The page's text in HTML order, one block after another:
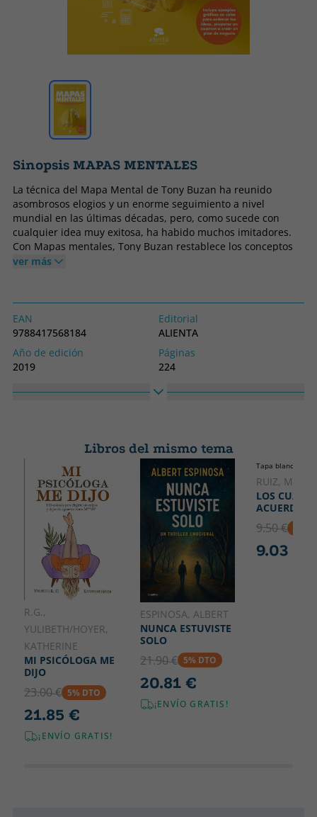
Sinopsis MAPAS MENTALES
La técnica del Mapa Mental de Tony Buzan ha reunido
asombrosos elogios y un enorme seguimiento a nivel
mundial en las últimas décadas, pero, como sucede con
cualquier idea muy exitosa, ha habido muchos imitadores.
Con Mapas mentales, Tony Buzan restablece los conceptos
esenciales que son el núcleo del Mapa Mental con una
Si estás buscando mejorar tu memoria, planificar tu
estrategia comercial, organizarte mejor, estudiar para un
examen o planificar tu futuro, este es tu libro. Con una
claridad y profundidad que supera con creces a cualquier
otro libro sobre el tema, incluye la historia del desarrollo del
Mapa Mental, una explicación de lo que hace (y lo que no) y
los que ?han salido mal?. Dirigido tanto para los novatos en
el concepto como para los usuarios más avanzados que
deseen revisar y ampliar su experiencia.
ver más
EAN
9788417568184
Editorial
ALIENTA
Año de edición
2019
Páginas
224
Idioma
Libros del mismo tema
R.G.,
YULIBETH/HOYER,
KATHERINE
MI PSICÓLOGA ME
DIJO
23.00 € 5% DTO
21.85 €
¡ENVÍO GRATIS!
ESPINOSA, ALBERT
NUNCA ESTUVISTE
SOLO
21.90 € 5% DTO
20.81 €
¡ENVÍO GRATIS!
Tapa blanda o
RUIZ,
LOS
ACUERDOS
9.50 €
9.03 €